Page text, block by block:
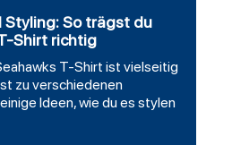
Styling: So trägst du
Shirt richtig
T-Shirt ist vielseitig
zu verschiedenen
Ideen, wie du es stylen